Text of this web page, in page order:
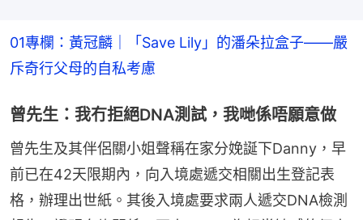
01專欄：黃冠麟｜「Save Lily」的潘朵拉盒子——嚴
斥奇行父母的自私考慮
曾先生：我冇拒絕DNA測試，我哋係唔願意做
曾先生及其伴侶關小姐聲稱在家分娩誕下Danny，早
前已在42天限期內，向入境處遞交相關出生登記表
格，辦理出世紙。其後入境處要求兩人遞交DNA檢測